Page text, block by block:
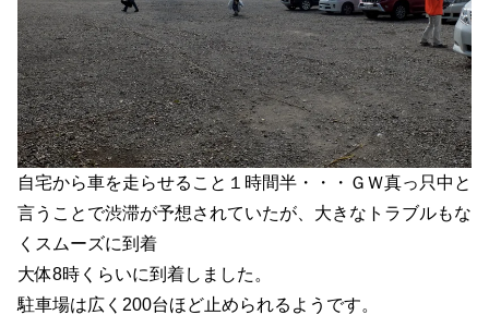
自宅から車を走らせること１時間半・・・ＧＷ真っ只中と
言うことで渋滞が予想されていたが、大きなトラブルもな
くスムーズに到着
大体8時くらいに到着しました。
駐車場は広く200台ほど止められるようです。